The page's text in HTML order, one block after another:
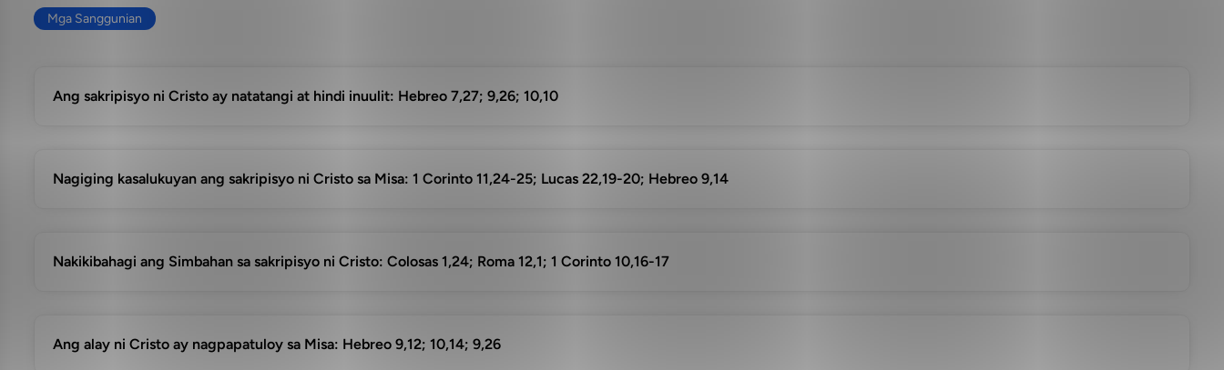
Mga Sanggunian
Ang sakripisyo ni Cristo ay natatangi at hindi inuulit: Hebreo 7,27; 9,26; 10,10
Nagiging kasalukuyan ang sakripisyo ni Cristo sa Misa: 1 Corinto 11,24-25; Lucas 22,19-20; Hebreo 9,14
Nakikibahagi ang Simbahan sa sakripisyo ni Cristo: Colosas 1,24; Roma 12,1; 1 Corinto 10,16-17
Ang alay ni Cristo ay nagpapatuloy sa Misa: Hebreo 9,12; 10,14; 9,26